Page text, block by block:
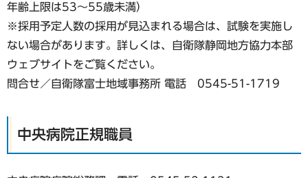
年齢上限は53～55歳未満）
※採用予定人数の採用が見込まれる場合は、試験を実施し
ない場合があります。詳しくは、自衛隊静岡地方協力本部
ウェブサイトをご覧ください。
問合せ／自衛隊富士地域事務所 電話 0545-51-1719
中央病院正規職員